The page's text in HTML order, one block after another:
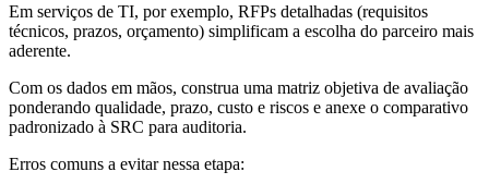
Em serviços de TI, por exemplo, RFPs detalhadas (requisitos
técnicos, prazos, orçamento) simplificam a escolha do parceiro mais
aderente.
Com os dados em mãos, construa uma matriz objetiva de avaliação
ponderando qualidade, prazo, custo e riscos e anexe o comparativo
padronizado à SRC para auditoria.
Erros comuns a evitar nessa etapa: